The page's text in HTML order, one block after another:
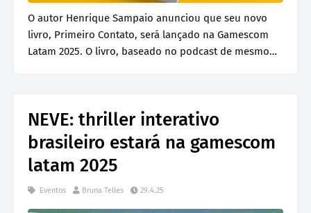
O autor Henrique Sampaio anunciou que seu novo
livro, Primeiro Contato, será lançado na Gamescom
Latam 2025. O livro, baseado no podcast de mesmo
NEVE: thriller interativo
brasileiro estará na gamescom
latam 2025
Eventos Bruna Telles 29.4.25